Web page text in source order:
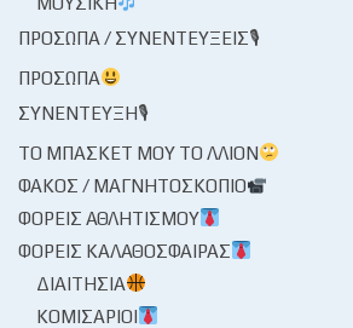
ΠΡΌΣΩΠΑ / ΣΥΝΕΝΤΕΎΞΕΙΣ🎙
ΠΡΌΣΩΠΑ
ΣΥΝΈΝΤΕΥΞΗ🎙
ΤΟ ΜΠΆΣΚΕΤ ΜΟΥ ΤΟ ΛΛΊΟΝ
ΦΑΚΌΣ / ΜΑΓΝΗΤΟΣΚΌΠΙΟ
ΦΟΡΕΊΣ ΑΘΛΗΤΙΣΜΟΎ
ΦΟΡΕΊΣ ΚΑΛΑΘΌΣΦΑΙΡΑΣ
ΔΙΑΙΤΗΣΊΑ
ΚΟΜΙΣΆΡΙΟΙ